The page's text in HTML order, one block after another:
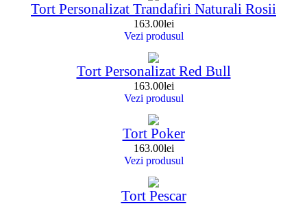
Tort Personalizat Trandafiri Naturali Rosii
163.00lei
Vezi produsul
Tort Personalizat Red Bull
163.00lei
Vezi produsul
Tort Poker
163.00lei
Vezi produsul
Tort Pescar